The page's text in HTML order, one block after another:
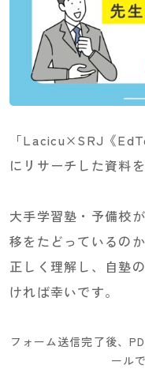
「Lacicu×SRJ《
にリサーチした資料
大手学習塾・予備校
移をたどっているのか
正しく理解し、自塾
ければ幸いです。
フォーム送信完了後、
ール